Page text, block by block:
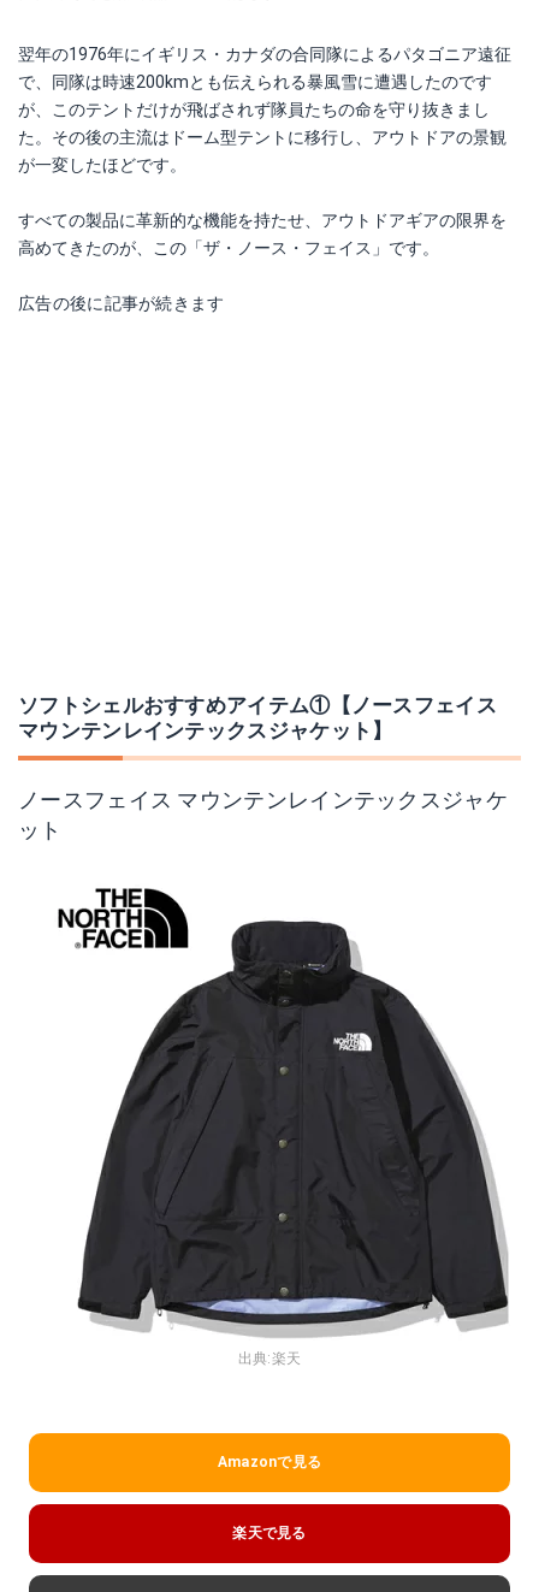
翌年の1976年にイギリス・カナダの合同隊によるパタゴニア遠征
で、同隊は時速200kmとも伝えられる暴風雪に遭遇したのです
が、このテントだけが飛ばされず隊員たちの命を守り抜きまし
た。その後の主流はドーム型テントに移行し、アウトドアの景観
が一変したほどです。
すべての製品に革新的な機能を持たせ、アウトドアギアの限界を
高めてきたのが、この「ザ・ノース・フェイス」です。
広告の後に記事が続きます
ソフトシェルおすすめアイテム①【ノースフェイス
マウンテンレインテックスジャケット】
ノースフェイス マウンテンレインテックスジャケ
ット
出典:楽天
Amazonで見る
楽天で見る